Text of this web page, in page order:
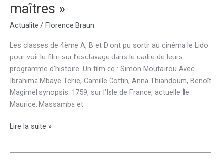
maîtres »
Actualité / Florence Braun
Les classes de 4ème A, B et D ont pu sortir au cinéma le Lido
pour voir le film sur l’esclavage dans le cadre de leurs
programme d’histoire. Un film de : Simon Moutaïrou Avec
Ibrahima Mbaye Tchie, Camille Cottin, Anna Thiandoum, Benoît
Magimel synopsis: 1759, sur l’Isle de France, actuelle Île
Maurice. Massamba et
Sortie
Lire la suite »